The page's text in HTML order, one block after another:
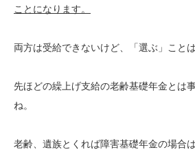
ことになります。
両方は受給できないけど、「選ぶ」こと
先ほどの繰上げ支給の老齢基礎年金とは
ね。
老齢、遺族とくれば障害基礎年金の場合